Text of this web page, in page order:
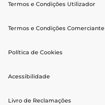
Termos e Condições Utilizador
Termos e Condições Comerciante
Política de Cookies
Acessibilidade
Livro de Reclamações